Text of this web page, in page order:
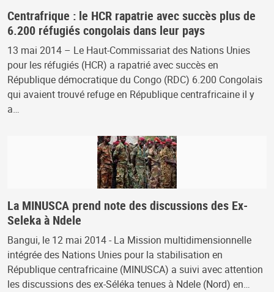
Centrafrique : le HCR rapatrie avec succès plus de
6.200 réfugiés congolais dans leur pays
13 mai 2014 – Le Haut-Commissariat des Nations Unies
pour les réfugiés (HCR) a rapatrié avec succès en
République démocratique du Congo (RDC) 6.200 Congolais
qui avaient trouvé refuge en République centrafricaine il y
a…
La MINUSCA prend note des discussions des Ex-
Seleka à Ndele
Bangui, le 12 mai 2014 - La Mission multidimensionnelle
intégrée des Nations Unies pour la stabilisation en
République centrafricaine (MINUSCA) a suivi avec attention
les discussions des ex-Séléka tenues à Ndele (Nord) en…